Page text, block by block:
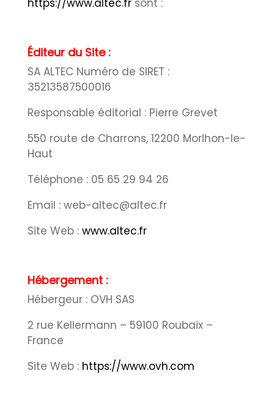
https://www.altec.frsont :
Éditeur du Site :
SA ALTEC Numéro de SIRET :
35213587500016
Responsable éditorial : Pierre Grevet
550 route de Charrons, 12200 Morlhon-le-
Haut
Téléphone : 05 65 29 94 26
Email : web-altec@altec.fr
Site Web : www.altec.fr
Hébergement :
Hébergeur : OVH SAS
2 rue Kellermann – 59100 Roubaix –
France
Site Web : https://www.ovh.com